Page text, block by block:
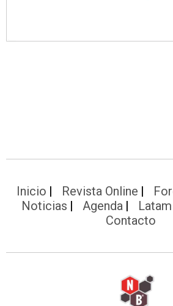
Inicio Revista Online
Noticias
Agenda Latam
Contacto